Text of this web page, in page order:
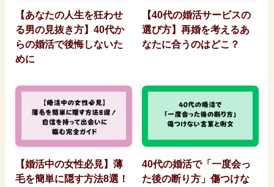
【あなたの人生を狂わせ
る男の見抜き方】40代か
らの婚活で後悔しないた
めに
【40代の婚活サービスの
選び方】再婚を考えるあ
なたに合うのはどこ？
【婚活中の女性必見】薄
毛を簡単に隠す方法8選！
40代の婚活で「一度会っ
た後の断り方」傷つけな